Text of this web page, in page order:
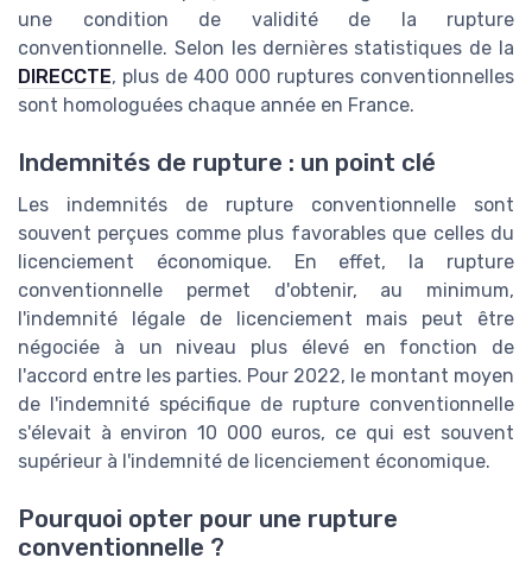
une condition de validité de la rupture
conventionnelle. Selon les dernières statistiques de la
DIRECCTE, plus de 400 000 ruptures conventionnelles
sont homologuées chaque année en France.
Indemnités de rupture : un point clé
Les indemnités de rupture conventionnelle sont
souvent perçues comme plus favorables que celles du
licenciement économique. En effet, la rupture
conventionnelle permet d'obtenir, au minimum,
l'indemnité légale de licenciement mais peut être
négociée à un niveau plus élevé en fonction de
l'accord entre les parties. Pour 2022, le montant moyen
de l'indemnité spécifique de rupture conventionnelle
s'élevait à environ 10 000 euros, ce qui est souvent
supérieur à l'indemnité de licenciement économique.
Pourquoi opter pour une rupture
conventionnelle ?